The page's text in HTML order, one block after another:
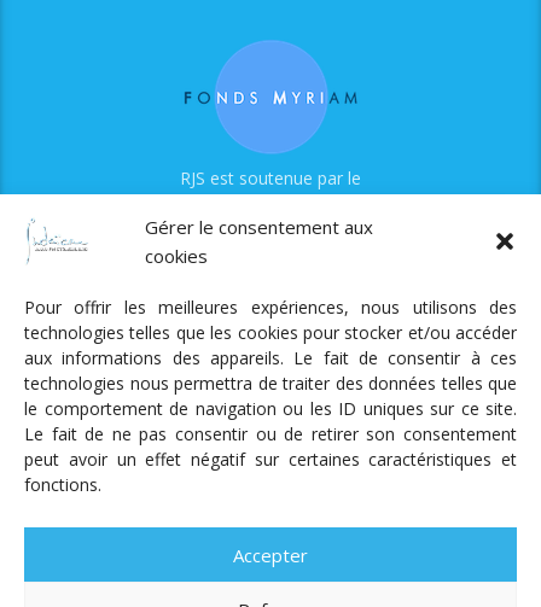
Gérer le consentement aux
cookies
Pour offrir les meilleures expériences, nous utilisons des
technologies telles que les cookies pour stocker et/ou accéder
aux informations des appareils. Le fait de consentir à ces
technologies nous permettra de traiter des données telles que
le comportement de navigation ou les ID uniques sur ce site.
Le fait de ne pas consentir ou de retirer son consentement
peut avoir un effet négatif sur certaines caractéristiques et
fonctions.
Accepter
RJS est soutenue par le
Radio Judaica Strasbourg
Tous droits réservés
RADIO JUDAÏCA
ÉMISSIONS ET GRILLE DES PROGRAMMES
PODCASTS
UN DON
ADHÉRER MENTIONS LÉGALES
RÉAL.